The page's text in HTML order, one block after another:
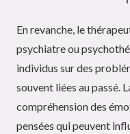
En revanche, le
psychiatre ou
individus sur des
souvent liées au passé.
compréhension des
pensées qui peuvent